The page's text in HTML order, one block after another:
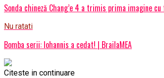
Sonda chineză Chang’e 4 a trimis prima imagine
Nu ratati
Bomba serii: Iohannis a cedat! | BrailaMEA
Citeste in continuare